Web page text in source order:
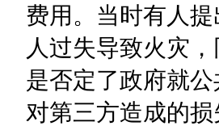
费用。当时有人
人过失导致火灾
是否定了政府就
对第三方造成的